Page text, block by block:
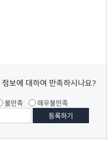
보에 대하여 만족하시나요?
불만족 매우불만족